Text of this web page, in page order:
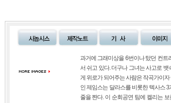
과거에 그래미상을 6번이나 탔던 컨트
서 쉬고 있다. 더구나 그녀는 사고로
게 위로가 되어주는 사람은 작곡가이
인 제임스는 달라스를 비롯한 텍사스
줄을 짠다. 이 순회공연 팀에 켈리는